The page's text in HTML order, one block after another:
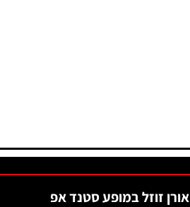
אורן זוזל במופע סטנד אפ